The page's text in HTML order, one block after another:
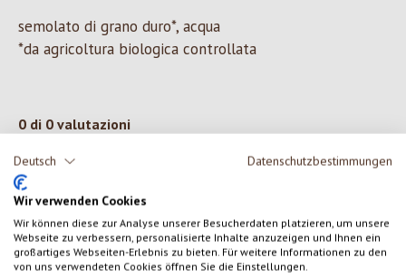
Deutsch Datenschutzbestimmungen
Wir verwenden Cookies
Wir können diese zur Analyse unserer Besucherdaten platzieren, um unsere
Webseite zu verbessern, personalisierte Inhalte anzuzeigen und Ihnen ein
großartiges Webseiten-Erlebnis zu bieten. Für weitere Informationen zu den
von uns verwendeten Cookies öffnen Sie die Einstellungen.
semolato di grano duro*, acqua
*da agricoltura biologica controllata
0 di 0 valutazioni
Valutazione media di 0 su 5 stelle
Formula una valutazione!
Condividi le tue esperienze con il prodotto con altri clienti.
SCRIVERE UNA RECENSIONE